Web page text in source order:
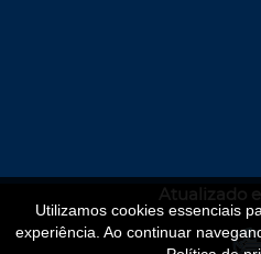
Utilizamos cookies essenciais
experiência. Ao continuar
Atualizado